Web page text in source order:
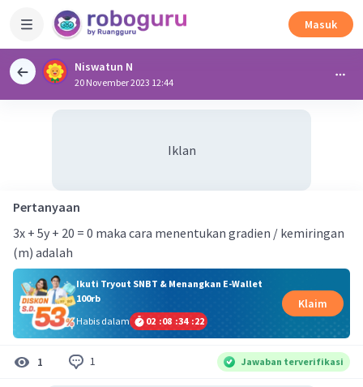
Masuk
Niswatun N
20 November 2023 12:44
Iklan
Pertanyaan
3x + 5y + 20 = 0 maka cara menentukan gradien / kemiringan
(m) adalah
Ikuti Tryout SNBT & Menangkan E-Wallet
100rb
Habis dalam
02 :08 :34 :22
Klaim
1 1 Jawaban terverifikasi